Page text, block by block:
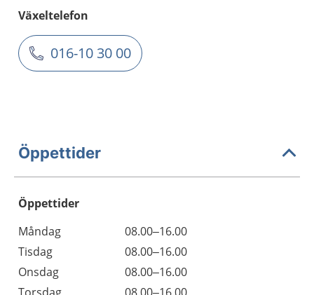
Växeltelefon
016-10 30 00
Öppettider
Öppettider
Dag
Öppettider
Kommentarer
Måndag
08.00–16.00
Tisdag
08.00–16.00
Onsdag
08.00–16.00